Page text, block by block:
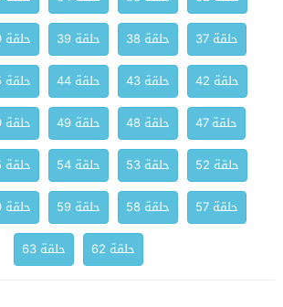
حلقة 37
حلقة 38 حلقة 39 حلقة 40
حلقة 42
حلقة 43 حلقة 44 حلقة 45
حلقة 47
حلقة 48 حلقة 49 حلقة 50
حلقة 52
حلقة 53 حلقة 54 حلقة 55
حلقة 57
حلقة 58 حلقة 59 حلقة 60
حلقة 62
حلقة 63